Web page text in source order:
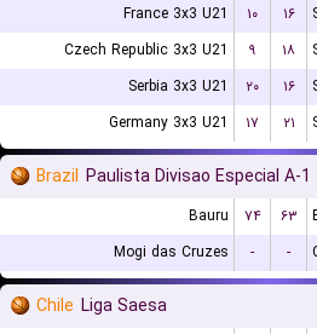
France 3x3 U21
۱۰ ۱۶
Czech Republic 3x3 U21
۹ ۱۸
Serbia 3x3 U21
۲۰ ۱۶
Germany 3x3 U21
۱۷ ۲۱
Brazil Paulista Divisao Especial A-1
Bauru ۷۴ ۶۳
Mogi das Cruzes
- -
Chile Liga Saesa